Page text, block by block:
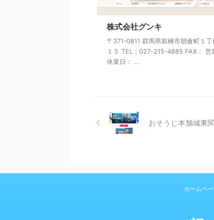
株式会社グンキ
〒371-0811 群馬県前橋市朝倉町１丁
１５ TEL：027-215-4885 FAX： 営
休業日： ...
おそうじ本舗城東
ホームペ